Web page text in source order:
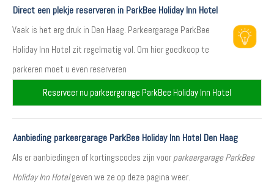
Direct een plekje reserveren in ParkBee Holiday Inn Hotel
Vaak is het erg druk in Den Haag. Parkeergarage ParkBee
Holiday Inn Hotel zit regelmatig vol. Om hier goedkoop te
parkeren moet u even reserveren
Reserveer nu parkeergarage ParkBee Holiday Inn Hotel
Aanbieding parkeergarage ParkBee Holiday Inn Hotel Den Haag
Als er aanbiedingen of kortingscodes zijn voor parkeergarage ParkBee
Holiday Inn Hotelgeven we ze op deze pagina weer.